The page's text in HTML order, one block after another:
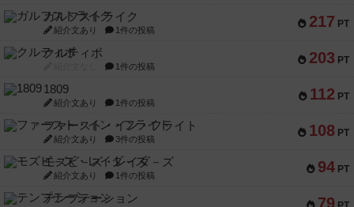
217 PT
ガルフストライク
紹介文あり 1件の投稿
203 PT
クルティボ
1件の投稿
112 PT
1809
紹介文あり 1件の投稿
108 PT
ファースト・イン・フライト
紹介文あり 3件の投稿
94 PT
モズビ－ズ・レイダ－ズ
紹介文あり 1件の投稿
79
テンプテーション